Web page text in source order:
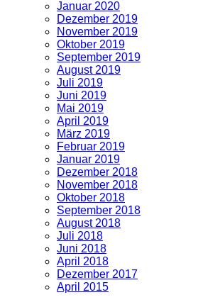
Januar 2020
Dezember 2019
November 2019
Oktober 2019
September 2019
August 2019
Juli 2019
Juni 2019
Mai 2019
April 2019
März 2019
Februar 2019
Januar 2019
Dezember 2018
November 2018
Oktober 2018
September 2018
August 2018
Juli 2018
Juni 2018
April 2018
Dezember 2017
April 2015